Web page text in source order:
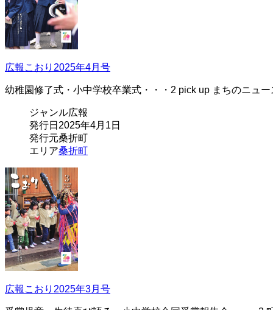
広報こおり2025年4月号
幼稚園修了式・小中学校卒業式・・・2 pick up まちのニュ
ジャンル広報
発行日 2025年4月1日
発行元桑折町
エリア桑折町
広報こおり2025年3月号